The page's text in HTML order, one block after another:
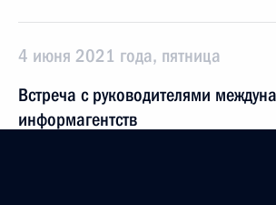
4 июня 2021 года, пятница
Встреча с руководителями
информагентств